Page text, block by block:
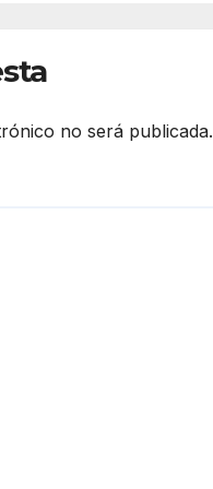
no será publicada.